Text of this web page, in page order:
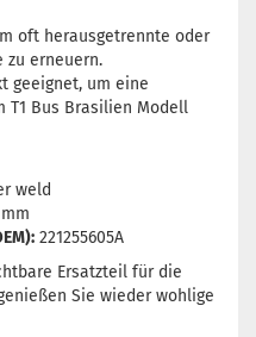
oft herausgetrennte oder
zu erneuern.
geeignet, um eine
T1 Bus Brasilien Modell
weld
221255605A
Ersatzteil für die
Sie wieder wohlige